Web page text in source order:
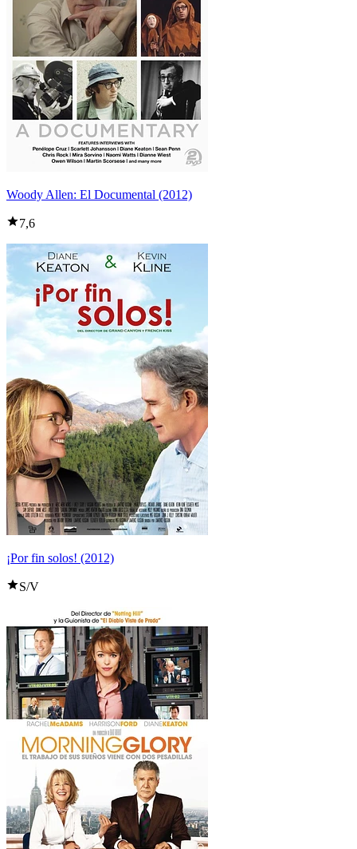
Woody Allen: El Documental (2012)
7,6
¡Por fin solos! (2012)
S/V